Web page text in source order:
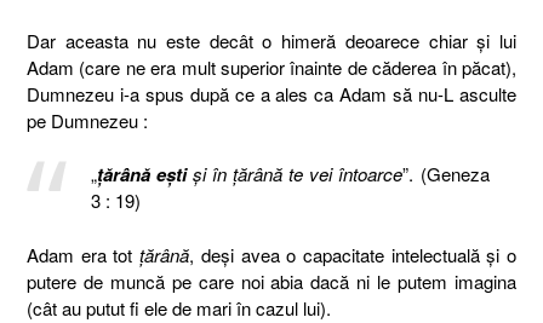
Dar aceasta nu este decât o himeră deoarece chiar și lui
Adam (care ne era mult superior înainte de căderea în păcat),
Dumnezeu i-a spus după ce a ales ca Adam să nu-L asculte
pe Dumnezeu :
„ţărână eştişi în ţărână te vei întoarce”. (Geneza
3 : 19)
Adam era totțărână, deși avea o capacitate intelectuală și o
putere de muncă pe care noi abia dacă ni le putem imagina
(cât au putut fi ele de mari în cazul lui).